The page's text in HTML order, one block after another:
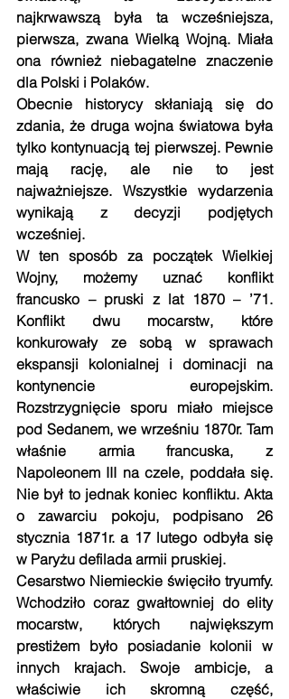
najkrwawszą była ta wcześniejsza,
pierwsza, zwana Wielką Wojną. Miała
ona również niebagatelne znaczenie
dla Polski i Polaków.
Obecnie historycy skłaniają się do
zdania, że druga wojna światowa była
tylko kontynuacją tej pierwszej. Pewnie
mają rację, ale nie to jest
najważniejsze. Wszystkie wydarzenia
wynikają z decyzji podjętych
wcześniej.
W ten sposób za początek Wielkiej
Wojny, możemy uznać konflikt
francusko – pruski z lat 1870 – ’71.
Konflikt dwu mocarstw, które
konkurowały ze sobą w sprawach
ekspansji kolonialnej i dominacji na
kontynencie europejskim.
Rozstrzygnięcie sporu miało miejsce
pod Sedanem, we wrześniu 1870r. Tam
właśnie armia francuska, z
Napoleonem III na czele, poddała się.
Nie był to jednak koniec konfliktu. Akta
o zawarciu pokoju, podpisano 26
stycznia 1871r. a 17 lutego odbyła się
w Paryżu defilada armii pruskiej.
Cesarstwo Niemieckie święciło tryumfy.
Wchodziło coraz gwałtowniej do elity
mocarstw, których największym
prestiżem było posiadanie kolonii w
innych krajach. Swoje ambicje, a
właściwie ich skromną część,